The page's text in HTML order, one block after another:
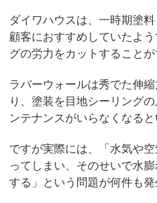
ダイワハウスは、一時期塗
顧客におすすめしていたよ
グの労力をカットすることが
ラバーウォールは秀でた伸
り、塗装を目地シーリング
ンテナンスがいらなくなると
ですが実際には、「水気や
ってしまい、そのせいで水
する」という問題が何件も発